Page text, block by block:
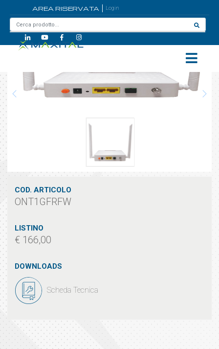
AREA RISERVATA Login
ONT1GFRFW
COD. ARTICOLO
ONT1GFRFW
LISTINO
€ 166,00
DOWNLOADS
Scheda Tecnica